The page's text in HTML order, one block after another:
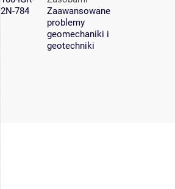
2N-784
Zaawansowane
problemy
geomechaniki i
geotechniki